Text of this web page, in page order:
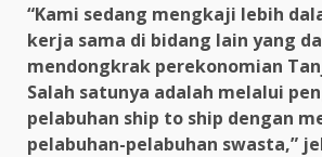
“Kami sedang mengkaji lebih
kerja sama di bidang lain yang
mendongkrak perekonomian
Salah satunya adalah melalui
pelabuhan ship to ship dengan
pelabuhan-pelabuhan swasta,”